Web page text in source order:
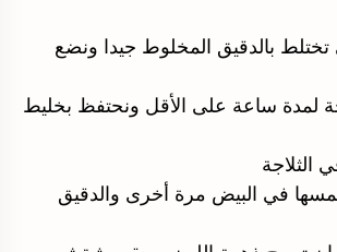
بالدقيق المخلوط جيدا ونضع
لمدة ساعة على الأقل ونحتفظ بخليط
الثلاجة
في البيض مرة أخرى والدقيق